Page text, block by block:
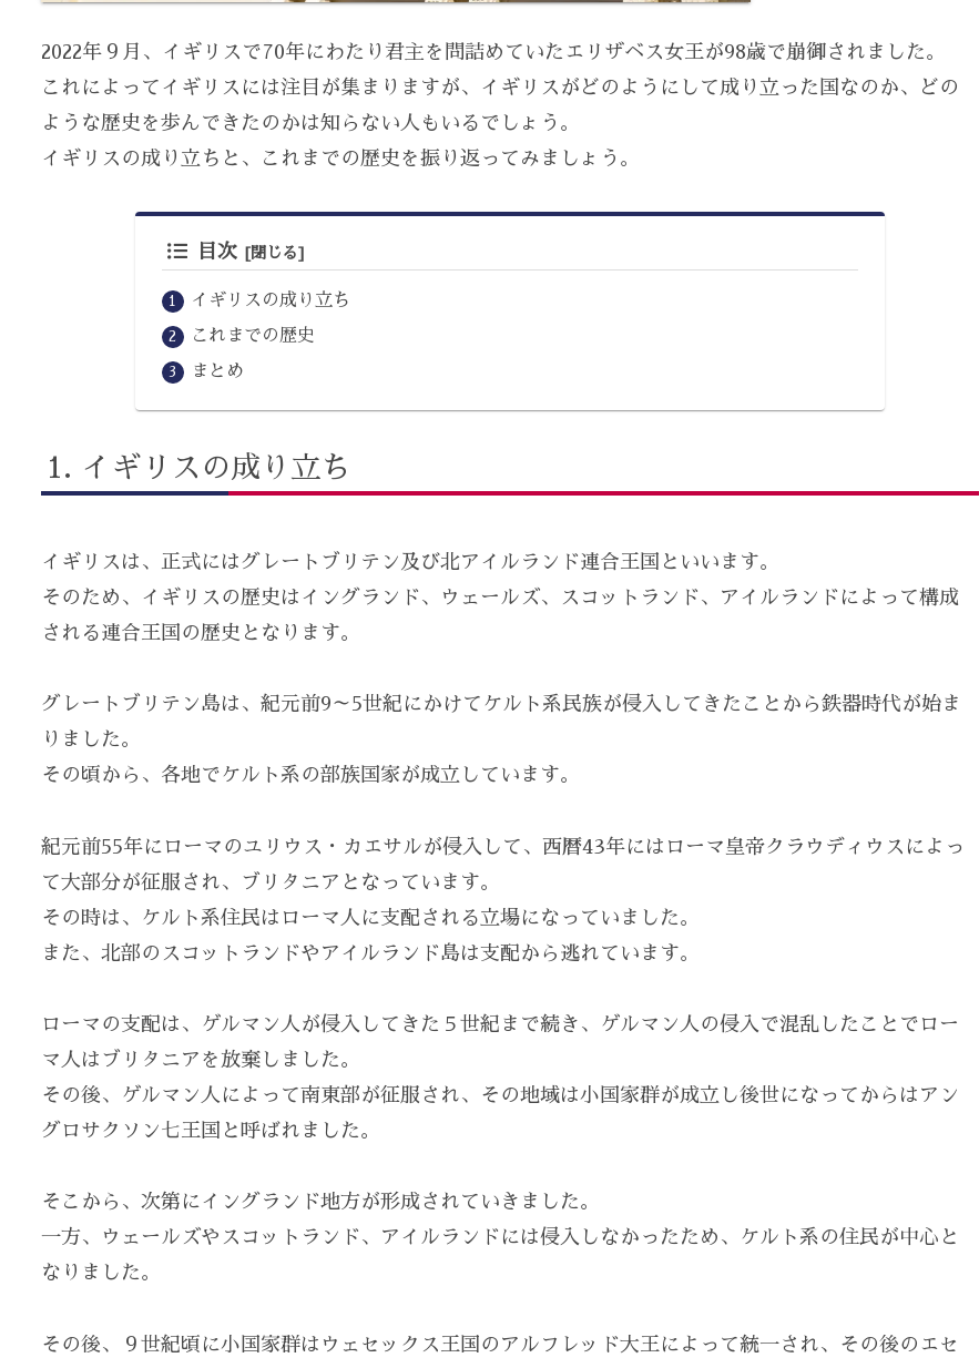
2022年９月、イギリスで70年にわたり君主を問詰めていたエリザベス女王が98歳で崩御されました。
これによってイギリスには注目が集まりますが、イギリスがどのようにして成り立った国なのか、どの
ような歴史を歩んできたのかは知らない人もいるでしょう。
イギリスの成り立ちと、これまでの歴史を振り返ってみましょう。
目次
イギリスの成り立ち
これまでの歴史
まとめ
イギリスの成り立ち
イギリスは、正式にはグレートブリテン及び北アイルランド連合王国といいます。
そのため、イギリスの歴史はイングランド、ウェールズ、スコットランド、アイルランドによって構成
される連合王国の歴史となります。
グレートブリテン島は、紀元前9～5世紀にかけてケルト系民族が侵入してきたことから鉄器時代が始ま
りました。
その頃から、各地でケルト系の部族国家が成立しています。
紀元前55年にローマのユリウス・カエサルが侵入して、西暦43年にはローマ皇帝クラウディウスによっ
て大部分が征服され、ブリタニアとなっています。
その時は、ケルト系住民はローマ人に支配される立場になっていました。
また、北部のスコットランドやアイルランド島は支配から逃れています。
ローマの支配は、ゲルマン人が侵入してきた５世紀まで続き、ゲルマン人の侵入で混乱したことでロー
マ人はブリタニアを放棄しました。
その後、ゲルマン人によって南東部が征服され、その地域は小国家群が成立し後世になってからはアン
グロサクソン七王国と呼ばれました。
そこから、次第にイングランド地方が形成されていきました。
一方、ウェールズやスコットランド、アイルランドには侵入しなかったため、ケルト系の住民が中心と
なりました。
その後、９世紀頃に小国家群はウェセックス王国のアルフレッド大王によって統一され、その後のエセ